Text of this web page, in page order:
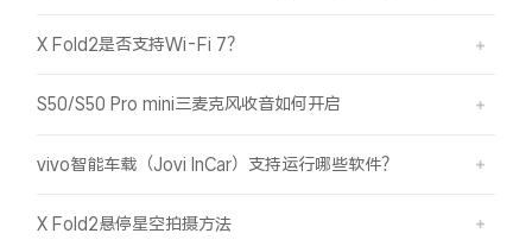
X Fold2是否支持Wi-Fi 7？
S50/S50 Pro mini三麦克风收音如何开启
vivo智能车载（Jovi InCar）支持运行哪些软件？
X Fold2悬停星空拍摄方法